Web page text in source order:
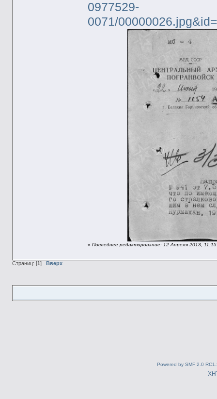
0977529-
0071/
« Последнее редактирование: 12 Апреля 2013,
Страниц: [1] Вверх
Powered by SMF 2.0